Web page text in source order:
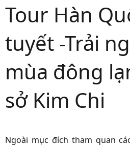
Tour Hàn
tuyết -Trải
mùa đông
sở Kim Chi
Ngoài mục đích tham quan